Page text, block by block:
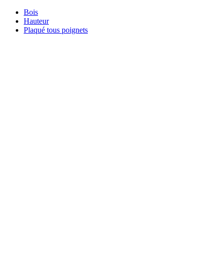
Bois
Hauteur
Plaqué tous poignets